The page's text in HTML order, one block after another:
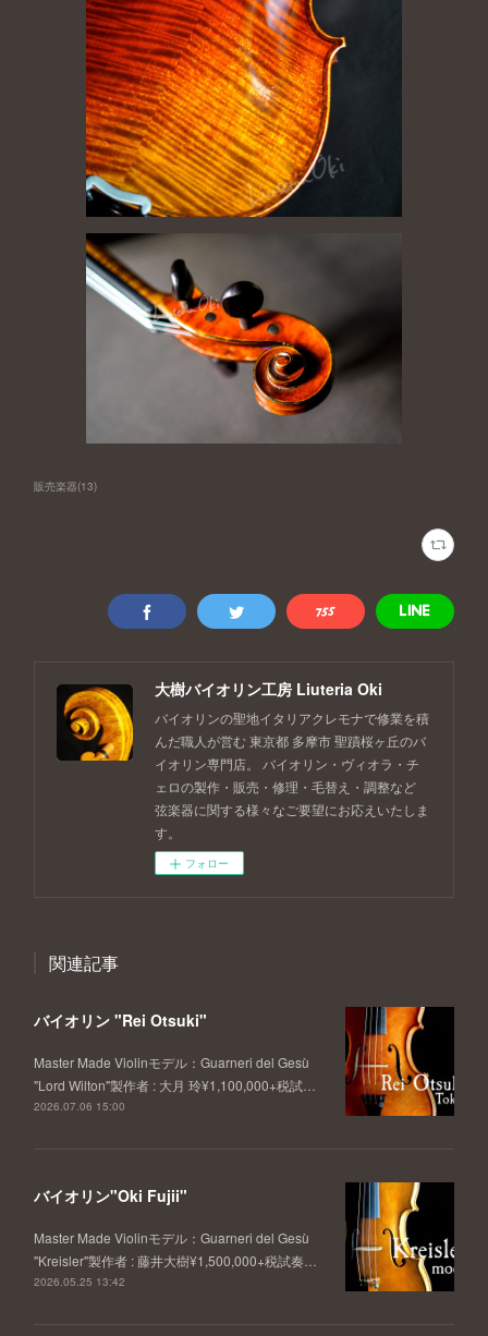
販売楽器(13)
大樹バイオリン工房 Liuteria Oki
バイオリンの聖地イタリアクレモナで修業を積
んだ職人が営む 東京都 多摩市 聖蹟桜ヶ丘のバ
イオリン専門店。 バイオリン・ヴィオラ・チ
ェロの製作・販売・修理・毛替え・調整など
弦楽器に関する様々なご要望にお応えいたしま
す。
フォロー
関連記事
バイオリン "Rei Otsuki"
Master Made Violinモデル：Guarneri del Gesù
"Lord Wilton"製作者 : 大月 玲¥1,100,000+税試…
2026.07.06 15:00
バイオリン"Oki Fujii"
Master Made Violinモデル：Guarneri del Gesù
"Kreisler"製作者 : 藤井大樹¥1,500,000+税試奏…
2026.05.25 13:42